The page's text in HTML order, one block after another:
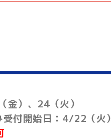
金）、24（火）
付開始日：4/22（火）